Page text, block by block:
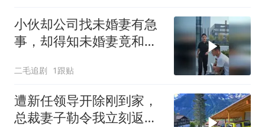
小伙却公司找未婚妻有急
事，却得知未婚妻竟和别
二毛追剧 1跟贴
遭新任领导开除刚到家，
总裁妻子勒令我立刻返